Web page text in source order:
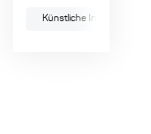
Künstliche Intelligenz